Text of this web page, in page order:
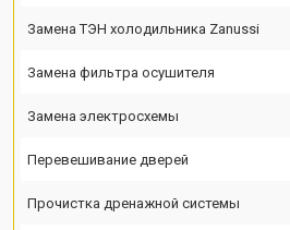
Замена ТЭН холодильника Zanussi
Замена фильтра осушителя
Замена электросхемы
Перевешивание дверей
Прочистка дренажной системы